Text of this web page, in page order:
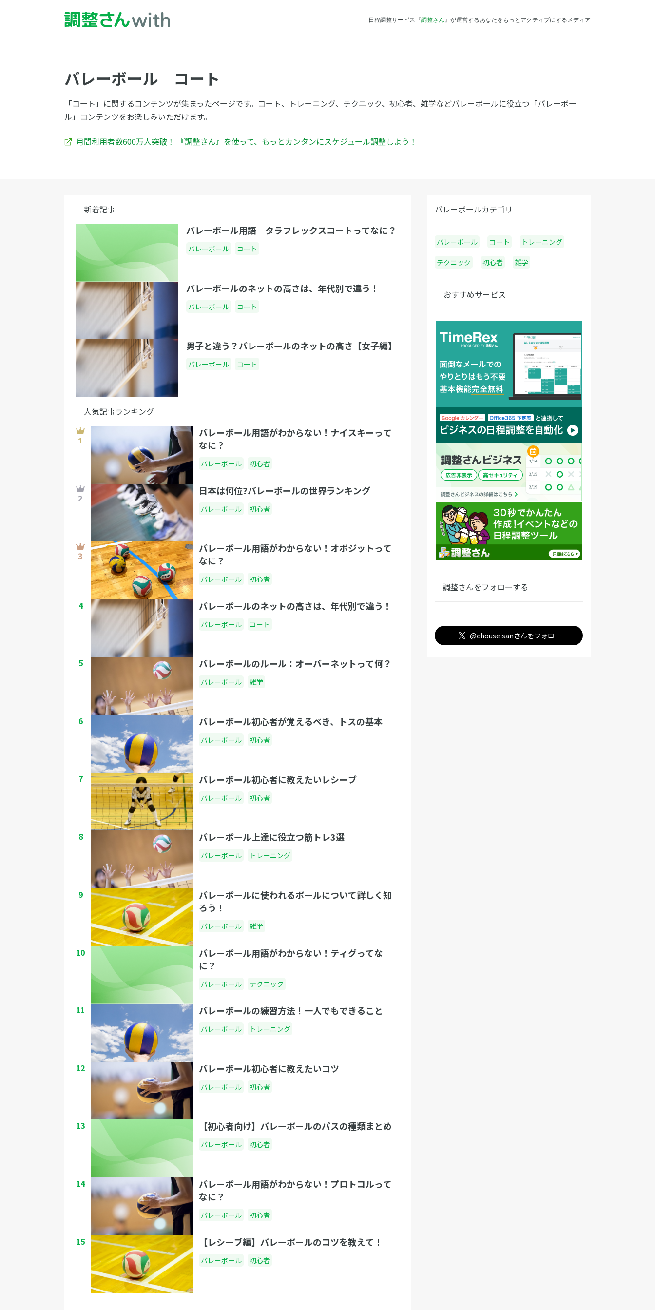
日程調整サービス『調整さん 』が運営するあなたをもっとアクティブにするメディア
バレーボール コート
「コート」に関するコンテンツが集まったページです。コート、トレーニング、テクニック、初心者、雑学などバレーボールに役立つ「バレーボー
ル」コンテンツをお楽しみいただけます。
月間利用者数600万人突破！ 『調整さん』を使って、もっとカンタンにスケジュール調整しよう！
新着記事
バレーボール用語 タラフレックスコートってなに？
バレーボール コート
バレーボールのネットの高さは、年代別で違う！
バレーボール コート
男子と違う？バレーボールのネットの高さ【女子編】
バレーボール コート
人気記事ランキング
バレーボール用語がわからない！ナイスキーって
なに？
バレーボール 初心者
日本は何位?バレーボールの世界ランキング
バレーボール 初心者
バレーボール用語がわからない！オポジットって
なに？
バレーボール 初心者
4 バレーボールのネットの高さは、年代別で違う！
バレーボール コート
5 バレーボールのルール：オーバーネットって何？
バレーボール 雑学
6 バレーボール初心者が覚えるべき、トスの基本
バレーボール 初心者
7 バレーボール初心者に教えたいレシーブ
バレーボール 初心者
8 バレーボール上達に役立つ筋トレ3選
バレーボール トレーニング
9
バレーボールに使われるボールについて詳しく知
ろう！
バレーボール 雑学
10
バレーボール用語がわからない！ティグってな
に？
バレーボール テクニック
11 バレーボールの練習方法！一人でもできること
バレーボール トレーニング
12 バレーボール初心者に教えたいコツ
バレーボール 初心者
13 【初心者向け】バレーボールのパスの種類まとめ
バレーボール 初心者
14
バレーボール用語がわからない！プロトコルって
なに？
バレーボール 初心者
15 【レシーブ編】バレーボールのコツを教えて！
バレーボール 初心者
バレーボールカテゴリ
バレーボール コート トレーニング
テクニック 初心者 雑学
おすすめサービス
調整さんをフォローする
@chouseisanさんをフォロー